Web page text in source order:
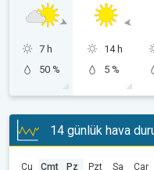
7 h
50 %
14 h
5 %
14 günlük hava
Cu Cmt Pz Pzt Sa Car